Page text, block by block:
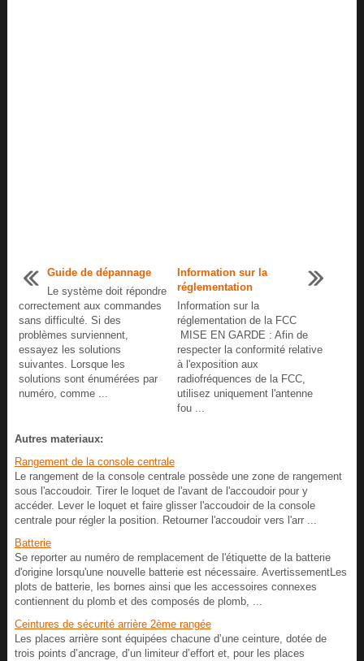
Guide de dépannage
Le système doit répondre
correctement aux commandes
sans difficulté. Si des
problèmes surviennent,
essayez les solutions
suivantes. Lorsque les
solutions sont énumérées par
numéro, comme ...
Information sur la
réglementation
Information sur la
réglementation de la FCC
MISE EN GARDE : Afin de
respecter la conformité relative
à l'exposition aux
radiofréquences de la FCC,
utilisez uniquement l'antenne
fou ...
Autres materiaux:
Rangement de la console centrale
Le rangement de la console centrale possède une zone de rangement
sous l'accoudoir. Tirer le loquet de l'avant de l'accoudoir pour y
accéder. Lever le loquet et faire glisser l'accoudoir de la console
centrale pour régler la position. Retourner l'accoudoir vers l'arr ...
Batterie
Se reporter au numéro de remplacement de l'étiquette de la batterie
d'origine lorsqu'une nouvelle batterie est nécessaire. AvertissementLes
plots de batterie, les bornes ainsi que les accessoires connexes
contiennent du plomb et des composés de plomb, ...
Ceintures de sécurité arrière 2ème rangée
Les places arrière sont équipées chacune d’une ceinture, dotée de
trois points d’ancrage, d’un limiteur d’effort et, pour les places